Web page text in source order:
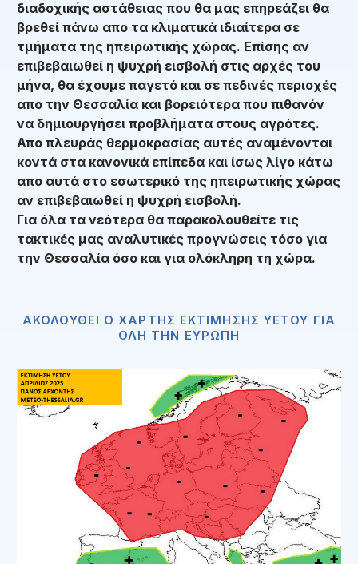
διαδοχικής αστάθειας που θα μας επηρεάζει θα
βρεθεί πάνω απο τα κλιματικά ιδιαίτερα σε
τμήματα της ηπειρωτικής χώρας. Επίσης αν
επιβεβαιωθεί η ψυχρή εισβολή στις αρχές του
μήνα, θα έχουμε παγετό και σε πεδινές περιοχές
απο την Θεσσαλία και βορειότερα που πιθανόν
να δημιουργήσει προβλήματα στους αγρότες.
Απο πλευράς θερμοκρασίας αυτές αναμένονται
κοντά στα κανονικά επίπεδα και ίσως λίγο κάτω
απο αυτά στο εσωτερικό της ηπειρωτικής χώρας
αν επιβεβαιωθεί η ψυχρή εισβολή.
Για όλα τα νεότερα θα παρακολουθείτε τις
τακτικές μας αναλυτικές προγνώσεις τόσο για
την Θεσσαλία όσο και για ολόκληρη τη χώρα.
ΑΚΟΛΟΥΘΕΙ Ο ΧΑΡΤΗΣ ΕΚΤΙΜΗΣΗΣ ΥΕΤΟΥ ΓΙΑ
ΟΛΗ ΤΗΝ ΕΥΡΩΠΗ